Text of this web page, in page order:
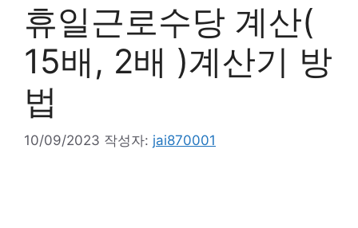
휴일근로수당 계산(
15배, 2배 )계산기 방
법
10/09/2023 작성자: jai870001